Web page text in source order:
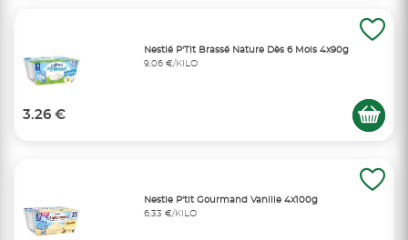
Nestlé P'Tit Brassé Nature Dès 6 Mois 4x90g
9,06 €/KILO
3.26 €
Nestle P'tit Gourmand Vanille 4x100g
6,33 €/KILO